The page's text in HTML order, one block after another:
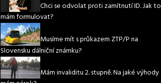
Chci se odvolat proti zamítnutí ID. Jak to
mám formulovat?
Musíme mít s průkazem ZTP/P na
Slovensku dálniční známku?
Mám invaliditu 2. stupně. Na jaké výhody